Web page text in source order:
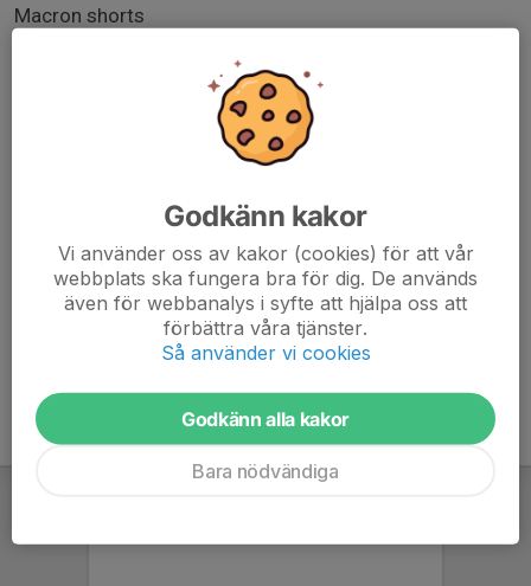
Macron shorts
Macron långärmad
Macron regnjacka
Godkänn kakor
Vi använder oss av kakor (cookies) för att vår
webbplats ska fungera bra för dig. De används
även för webbanalys i syfte att hjälpa oss att
förbättra våra tjänster.
Så använder vi cookies
Godkänn alla kakor
Bara nödvändiga